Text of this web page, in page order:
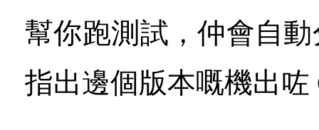
幫你跑測試，仲會自
指出邊個版本嘅機出咗